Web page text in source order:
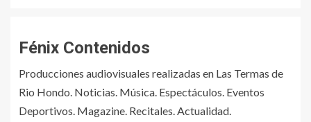
Fénix Contenidos
Producciones audiovisuales realizadas en Las Termas de
Rio Hondo. Noticias. Música. Espectáculos. Eventos
Deportivos. Magazine. Recitales. Actualidad.